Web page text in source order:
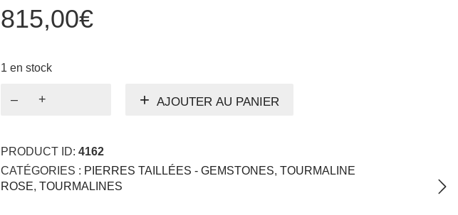
815,00€
1 en stock
PINK
1.61ct
AJOUTER AU PANIER
PRODUCT ID: 4162
CATÉGORIES : PIERRES TAILLÉES - GEMSTONES, TOURMALINE
ROSE, TOURMALINES